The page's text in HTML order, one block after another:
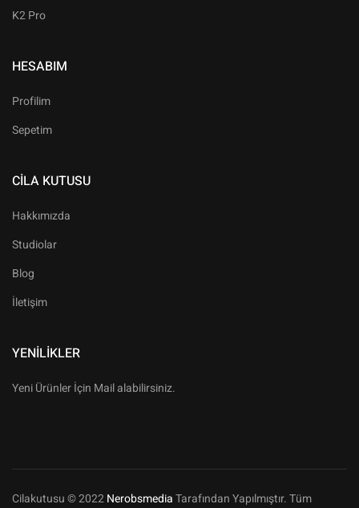
K2 Pro
HESABIM
Profilim
Sepetim
CILA KUTUSU
Hakkımızda
Studiolar
Blog
İletişim
YENILIKLER
Yeni Ürünler İçin Mail alabilirsiniz.
Cilakutusu © 2022NerobsmediaTarafından Yapılmıştır. Tüm